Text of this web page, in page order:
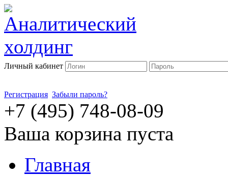
Личный кабинет
Регистрация Забыли пароль?
+7 (495) 748-08-09
Ваша корзина пуста
Главная